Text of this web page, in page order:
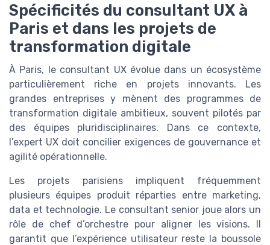
Spécificités du consultant UX à
Paris et dans les projets de
transformation digitale
À Paris, le consultant UX évolue dans un écosystème
particulièrement riche en projets innovants. Les
grandes entreprises y mènent des programmes de
transformation digitale ambitieux, souvent pilotés par
des équipes pluridisciplinaires. Dans ce contexte,
l’expert UX doit concilier exigences de gouvernance et
agilité opérationnelle.
Les projets parisiens impliquent fréquemment
plusieurs équipes produit réparties entre marketing,
data et technologie. Le consultant senior joue alors un
rôle de chef d’orchestre pour aligner les visions. Il
garantit que l’expérience utilisateur reste la boussole